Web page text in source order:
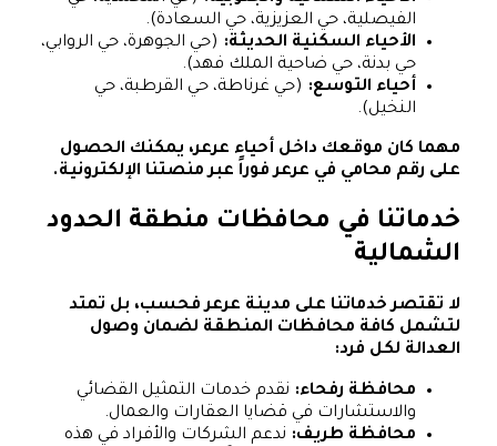
الفيصلية، حي العزيزية، حي السعادة).
الأحياء السكنية الحديثة: (حي الجوهرة، حي الروابي،
حي بدنة، حي ضاحية الملك فهد).
أحياء التوسع: (حي غرناطة، حي القرطبة، حي
النخيل).
مهما كان موقعك داخل أحياء عرعر، يمكنك الحصول
على رقم محامي في عرعر فوراً عبر منصتنا الإلكترونية.
خدماتنا في محافظات منطقة الحدود
الشمالية
لا تقتصر خدماتنا على مدينة عرعر فحسب، بل تمتد
لتشمل كافة محافظات المنطقة لضمان وصول
العدالة لكل فرد:
محافظة رفحاء: نقدم خدمات التمثيل القضائي
والاستشارات في قضايا العقارات والعمال.
محافظة طريف: ندعم الشركات والأفراد في هذه